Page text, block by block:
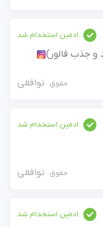
ادمین استخدام شد
جذب فالور)
حقوق توافقی
ادمین استخدام شد
حقوق توافقی
ادمین استخدام شد